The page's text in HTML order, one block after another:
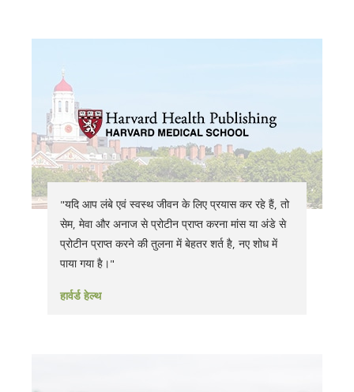
"यदि आप लंबे एवं स्वस्थ जीवन के लिए प्रयास कर रहे हैं, तो
सेम, मेवा और अनाज से प्रोटीन प्राप्त करना मांस या अंडे से
प्रोटीन प्राप्त करने की तुलना में बेहतर शर्त है, नए शोध में
पाया गया है।"
हार्वर्ड हेल्थ